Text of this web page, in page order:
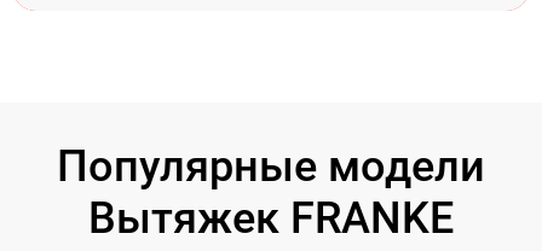
Популярные модели
Вытяжек FRANKE